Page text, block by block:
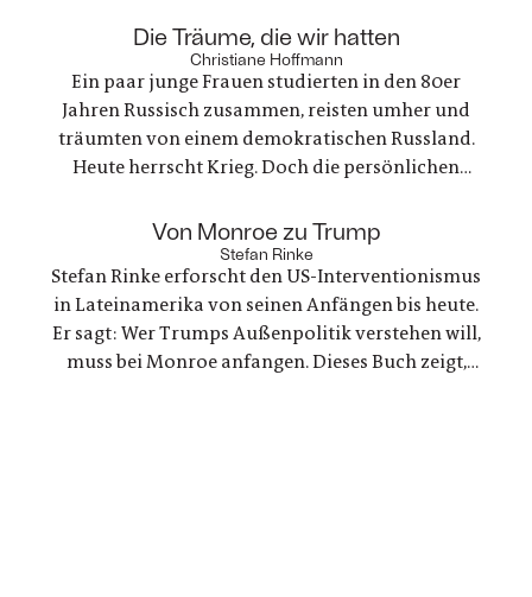
anderes heraus. Es geht um nichts weniger als die
große Frage nach Gerechtigkeit. Eine
nervenaufreibende Ermittlung beginnt
Die Träume, die wir hatten
Christiane Hoffmann
Ein paar junge Frauen studierten in den 80er
Jahren Russisch zusammen, reisten umher und
träumten von einem demokratischen Russland.
Heute herrscht Krieg. Doch die persönlichen
gerade als eine der Frauen stirbt. Ein Buch über
Trauer und Hoffnung in deutsch-ukranisch-
russischen Beziehungen
Von Monroe zu Trump
Stefan Rinke
Stefan Rinke erforscht den US-Interventionismus
in Lateinamerika von seinen Anfängen bis heute.
Er sagt: Wer Trumps Außenpolitik verstehen will,
muss bei Monroe anfangen. Dieses Buch zeigt,